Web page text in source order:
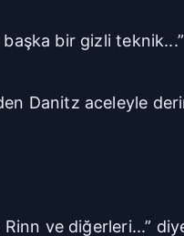
bir gizli
Danitz aceleyle
Rinn ve diğerleri...”